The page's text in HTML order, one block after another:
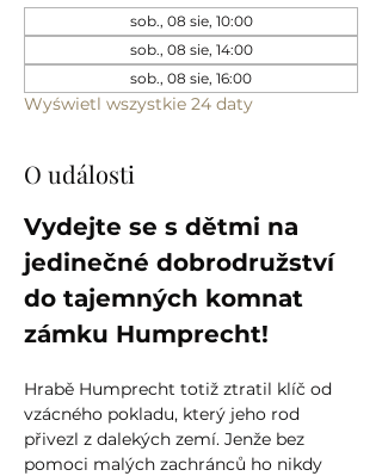
sob., 08 sie, 10:00
sob., 08 sie, 14:00
sob., 08 sie, 16:00
Wyświetl wszystkie 24 daty
O události
Vydejte se s dětmi na
jedinečné dobrodružství
do tajemných komnat
zámku Humprecht!
Hrabě Humprecht totiž ztratil klíč od
vzácného pokladu, který jeho rod
přivezl z dalekých zemí. Jenže bez
pomoci malých zachránců ho nikdy